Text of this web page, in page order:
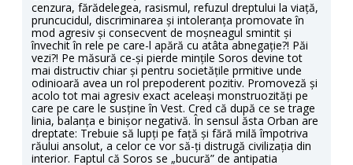
cenzura, fărădelegea, rasismul, refuzul dreptului la viață,
pruncucidul, discriminarea și intoleranța promovate în
mod agresiv și consecvent de moșneagul smintit și
învechit în rele pe care-l apără cu atâta abnegație?! Păi
vezi?! Pe măsură ce-și pierde mințile Soros devine tot
mai distructiv chiar și pentru societățile prmitive unde
odinioară avea un rol prepoderent pozitiv. Promoveză și
acolo tot mai agresiv exact aceleași monstruozități pe
care pe care le susține în Vest. Cred că după ce se trage
linia, balanța e binișor negativă. În sensul ăsta Orban are
dreptate: Trebuie să lupți pe față și fără milă împotriva
răului ansolut, a celor ce vor să-ți distrugă civilizația din
interior. Faptul că Soros se „bucură” de antipatia